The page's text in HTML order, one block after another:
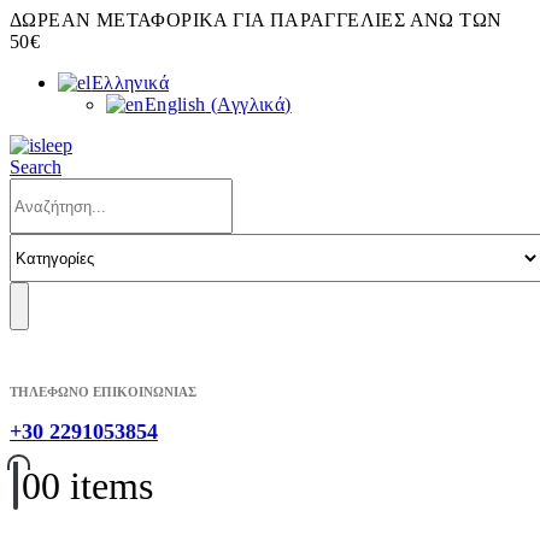
ΔΩΡΕΑΝ ΜΕΤΑΦΟΡΙΚΑ ΓΙΑ ΠΑΡΑΓΓΕΛΙΕΣ ΑΝΩ ΤΩΝ
50€
Ελληνικά
English (Αγγλικά)
Search
ΤΗΛΕΦΩΝΟ ΕΠΙΚΟΙΝΩΝΙΑΣ
+30 2291053854
00 items